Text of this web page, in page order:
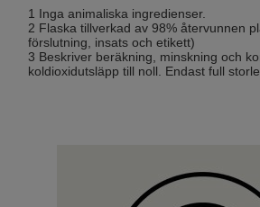
1 Inga animaliska ingredienser.
2 Flaska tillverkad av 98% återvunnen
förslutning, insats och etikett)
3 Beskriver beräkning, minskning och
koldioxidutsläpp till noll. Endast full